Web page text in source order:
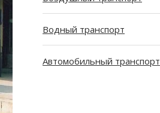
Водный транспорт
Автомобильный транспорт